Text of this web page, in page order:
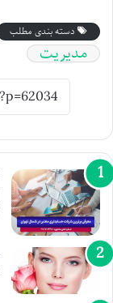
دسته بندی مطلب
مدیریت